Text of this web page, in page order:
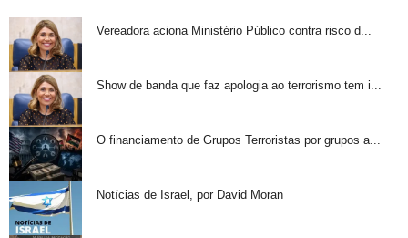
Vereadora aciona Ministério Público contra risco d...
Show de banda que faz apologia ao terrorismo tem i...
O financiamento de Grupos Terroristas por grupos a...
Notícias de Israel, por David Moran